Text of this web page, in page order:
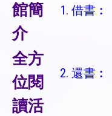
館簡
介
全方
位閱
讀活
1. 借書︰
2. 還書︰